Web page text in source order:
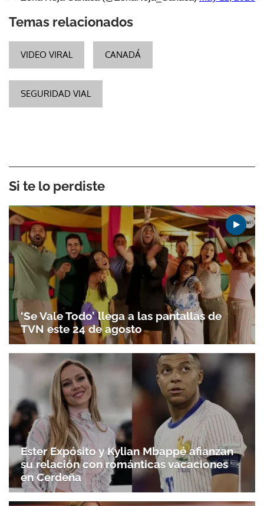
Temas relacionados
VIDEO VIRAL CANADÁ
SEGURIDAD VIAL
Si te lo perdiste
‘Se Vale Todo’ llega a las pantallas de
TVN este 24 de agosto
Ester Expósito y Kylian Mbappé afianzan
su relación con románticas vacaciones
en Cerdeña